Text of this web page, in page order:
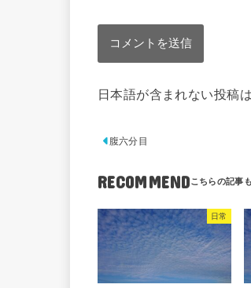
日本語が含まれない投稿
腹六分目
RECOMMEND
日常